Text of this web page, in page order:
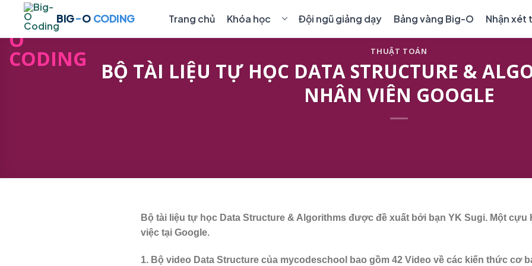
BIG-O CODING Trang chủ Khóa học
Học sinh & sinh viên
📋
Đội ngũ giảng dạy Bảng vàng Big-O Nhận xét
content
TRANG CHỦ KHÓA HỌC ĐỘI NGŨ GIẢNG DẠY BẢNG VÀNG BIG-O
THUẬT TOÁN
BỘ TÀI LIỆU TỰ HỌC DATA STRUCTURE &
NHÂN VIÊN GOOGLE
Bộ tài liệu tự học Data Structure & Algorithms được đề xuất bởi bạn YK Sugi. Một cựu
việc tại Google.
1. Bộ video Data Structure của mycodeschool bao gồm 42 Video về các kiến thức cơ